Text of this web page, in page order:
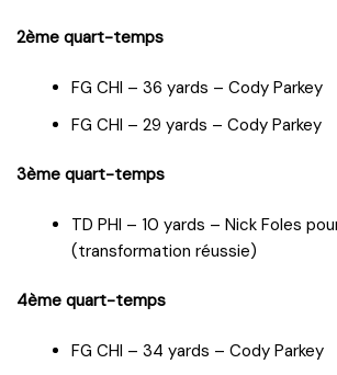
2ème quart-temps
FG CHI – 36 yards – Cody Parkey
FG CHI – 29 yards – Cody Parkey
3ème quart-temps
TD PHI – 10 yards – Nick Foles
(transformation réussie)
4ème quart-temps
FG CHI – 34 yards – Cody Parkey